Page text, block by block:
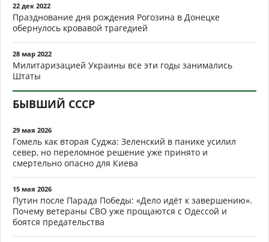
22 дек 2022
Празднование дня рождения Рогозина в Донецке
обернулось кровавой трагедией
28 мар 2022
Милитаризацией Украины все эти годы занимались
Штаты
БЫВШИЙ СССР
29 мая 2026
Гомель как вторая Суджа: Зеленский в панике усилил
север, но переломное решение уже принято и
смертельно опасно для Киева
15 мая 2026
Путин после Парада Победы: «Дело идёт к завершению».
Почему ветераны СВО уже прощаются с Одессой и
боятся предательства